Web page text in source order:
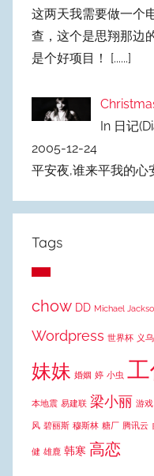
这两天我需要做一个
查，这个是思翔那边
是个好项目！ [......]
In 日记
2005-12-24
平安夜,谁来平我的心
Tags
chow DD Michael
Wordpress 世界杯 义乌
妹妹 婚姻 婷 小虫
本地震 易建联 梁小丽 游戏
风 碧丽斯 穆斯林 糖厂 腾讯云
健 雄鹿 韩寒 高恋